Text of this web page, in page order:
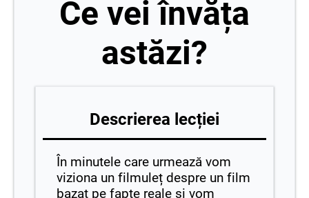
Ce vei învăța
astăzi?
Descrierea lecției
În minutele care urmează vom
viziona un filmuleț despre un film
bazat pe fapte reale și vom